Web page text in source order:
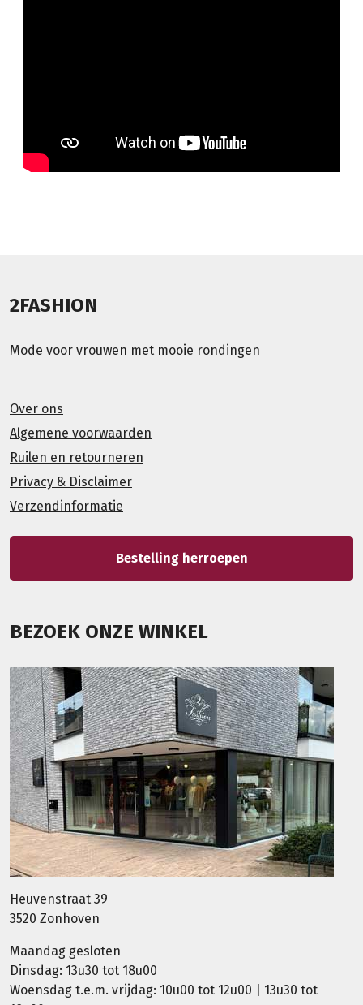
2FASHION
Mode voor vrouwen met mooie rondingen
Over ons
Algemene voorwaarden
Ruilen en retourneren
Privacy & Disclaimer
Verzendinformatie
Bestelling herroepen
BEZOEK ONZE WINKEL
Heuvenstraat 39
3520 Zonhoven
Maandag gesloten
Dinsdag: 13u30 tot 18u00
Woensdag t.e.m. vrijdag: 10u00 tot 12u00 | 13u30 tot